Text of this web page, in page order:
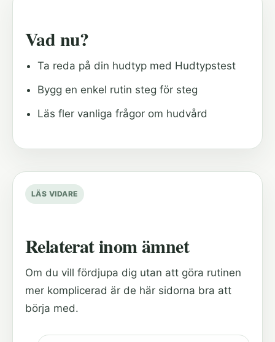
Vad nu?
Ta reda på din hudtyp med Hudtypstest
Bygg en enkel rutin steg för steg
Läs fler vanliga frågor om hudvård
LÄS VIDARE
Relaterat inom ämnet
Om du vill fördjupa dig utan att göra rutinen
mer komplicerad är de här sidorna bra att
börja med.